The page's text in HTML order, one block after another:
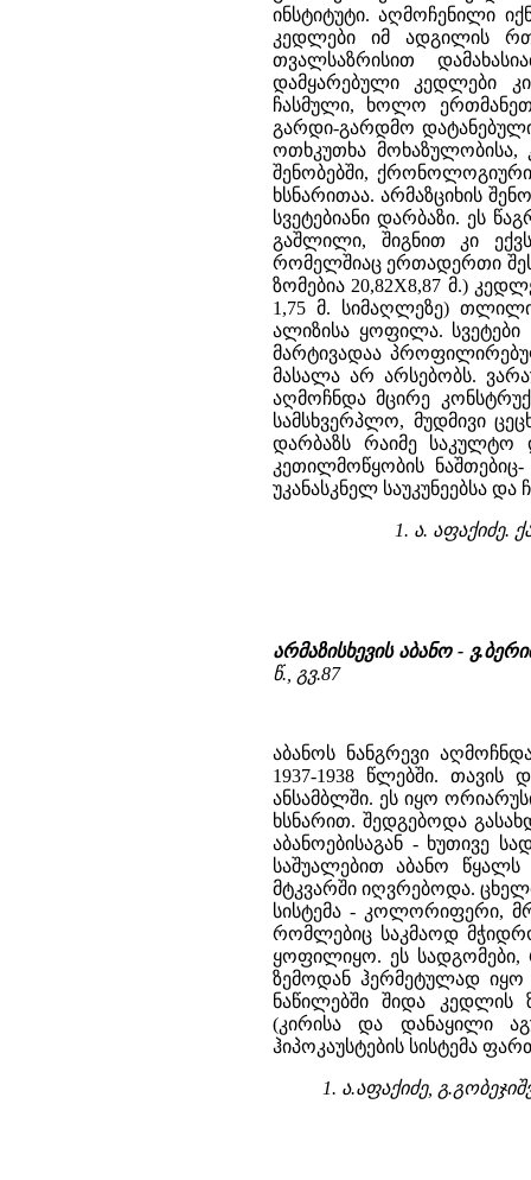
ინსტიტუტი. აღმოჩენილი
კედლები იმ ადგილის
თვალსაზრისით
დამყარებული კედლები
ჩასმული, ხოლო
გარდი-გარდმო
ოთხკუთხა მოხაზულობისა,
შენობებში,
ხსნარითაა. არმაზციხის
სვეტებიანი დარბაზი. ეს
გაშლილი, შიგნით კი
რომელშიაც ერთადერთი
ზომებია 20,82X8,87 მ.)
1,75 მ. სიმაღლეზე) თლილი
ალიზისა ყოფილა. სვეტები
მარტივადაა
მასალა არ არსებობს.
აღმოჩნდა მცირე
სამსხვერპლო, მუდმივი
დარბაზს რაიმე საკულტო
კეთილმოწყობის
უკანასკნელ საუკუნეებსა და
1. ა. აფაქიძე.
არმაზისხევის აბანო -
წ., გვ.87
აბანოს ნანგრევი
1937-1938 წლებში.
ანსამბლში. ეს იყო
ხსნარით. შედგებოდა
აბანოებისაგან - ხუთივე
საშუალებით აბანო
მტკვარში იღვრებოდა.
სისტემა - კოლორიფერი,
რომლებიც საკმაოდ
ყოფილიყო. ეს
ზემოდან ჰერმეტულად
ნაწილებში შიდა კედლის
(კირისა და დანაყილი
ჰიპოკაუსტების სისტემა
1. ა.აფაქიძე,